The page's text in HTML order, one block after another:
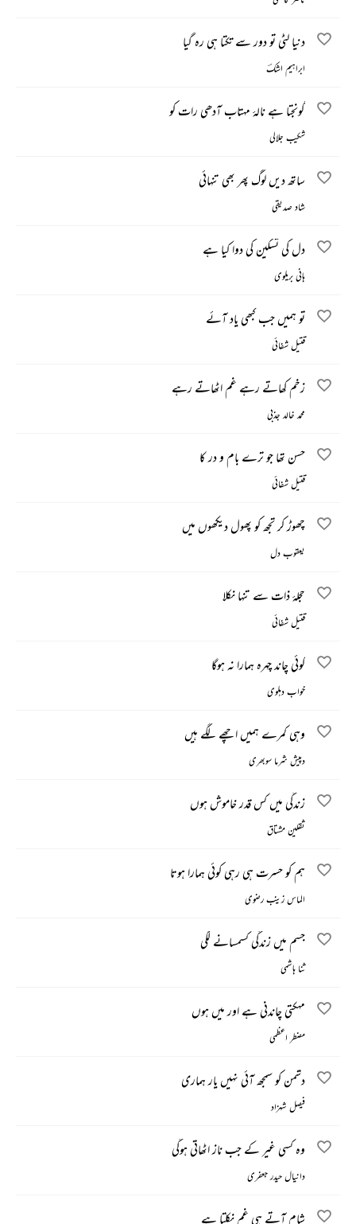
دنیا لٹی تو دور سے تکتا ہی رہ گیا
ابراہیم اشکؔ
گونجتا ہے نالۂ مہتاب آدھی رات کو
شکیب جلالی
ساتھ دیں لوگ پھر بھی تنہائی
شاد صدیقی
دل کی تسکین کی دوا کیا ہے
ہانی بریلوی
تو ہمیں جب کبھی یاد آئے
قتیل شفائی
زخم کھاتے رہے غم اٹھاتے رہے
محمد خالد جذبی
حسن تھا جو ترے بام و در کا
قتیل شفائی
چھوڑ کر تجھ کو پھول دیکھوں میں
یعقوب دل
حجلۂ ذات سے تنہا نکلا
قتیل شفائی
کوئی چاند چہرہ ہمارا نہ ہوگا
خواب دہلوی
وہی کمرے ہمیں اچھے لگے ہیں
دپیش شرما سوبھری
زندگی میں کس قدر خاموش ہوں
ثقلین مشتاق
ہم کو حسرت ہی رہی کوئی ہمارا ہوتا
الماس زینب رضوی
جسم میں زندگی کسمسانے لگی
ثنا ہاشمی
مہکتی چاندنی ہے اور میں ہوں
مضطر اعظمی
دشمن کو سمجھ آئی نہیں یار ہماری
فیصل شہزاد
وہ کسی غیر کے جب ناز اٹھاتی ہوگی
دانیال حیدر جعفری
شام آتے ہی غم نکلتا ہے